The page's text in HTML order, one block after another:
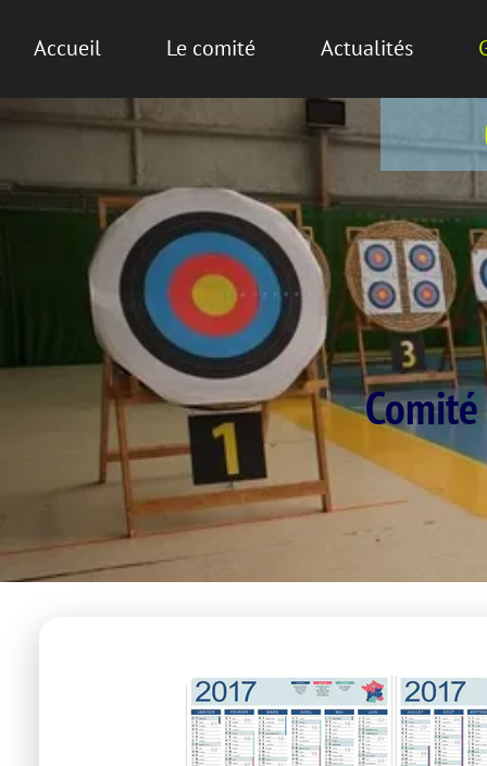
Accueil Le comité Actualités